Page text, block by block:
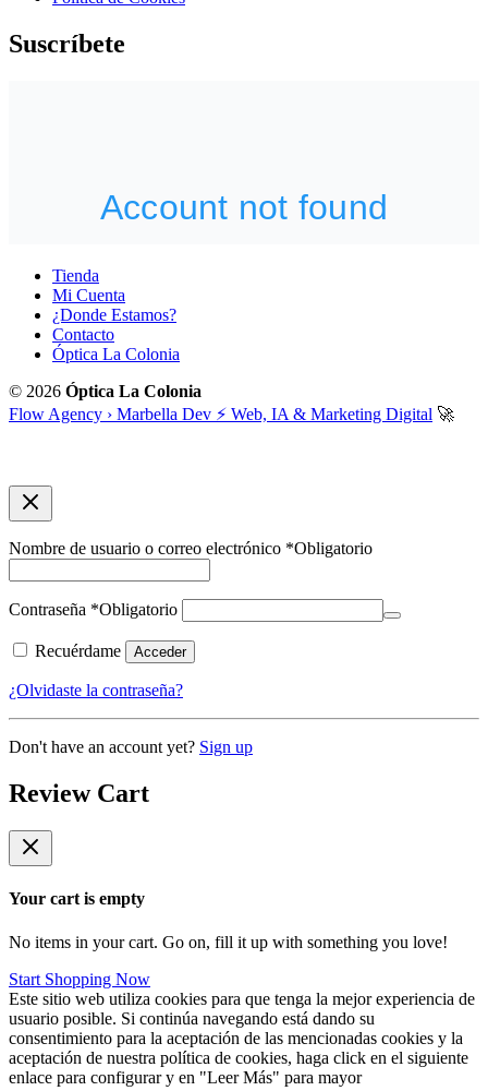
Suscríbete
Tienda
Mi Cuenta
¿Donde Estamos?
Contacto
Óptica La Colonia
© 2026 Óptica La Colonia
Flow Agency › Marbella Dev ⚡️ Web, IA & Marketing Digital 🚀
Nombre de usuario o correo electrónico *Obligatorio
Contraseña *Obligatorio
Recuérdame Acceder
¿Olvidaste la contraseña?
Don't have an account yet? Sign up
Review Cart
Your cart is empty
No items in your cart. Go on, fill it up with something you love!
Start Shopping Now
Este sitio web utiliza cookies para que tenga la mejor experiencia de
usuario posible. Si continúa navegando está dando su
consentimiento para la aceptación de las mencionadas cookies y la
aceptación de nuestra política de cookies, haga click en el siguiente
enlace para configurar y en "Leer Más" para mayor